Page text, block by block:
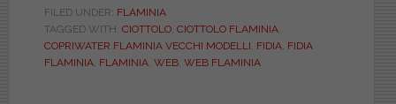
di
sanitari
FILED UNDER: FLAMINIA
TAGGED WITH: CIOTTOLO, CIOTTOLO FLAMINIA,
COPRIWATER FLAMINIA VECCHI MODELLI, FIDIA, FIDIA
FLAMINIA, FLAMINIA, WEB, WEB FLAMINIA